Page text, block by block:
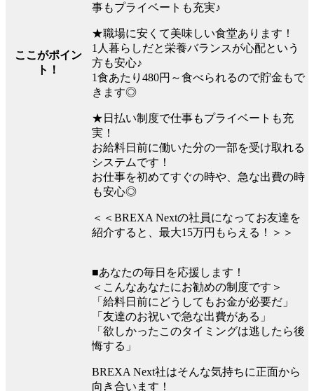
ここがポイン
ト！
事もプライベートも充実♪
★職場に安くて美味しい食堂あります！
1人暮らしだと栄養バランスが心配という
方も安心♪
1食あたり480円～食べられるので貯金もで
きます◎
★日払い制度で仕事もプライベートも充
実！
お給料日前に働いた分の一部を受け取れる
システムです！
お仕事を初めてすぐの時や、急な出費の時
も安心◎
＜＜BREXA Nextの社員になってお友達を
紹介すると、最大15万円もらえる！＞＞
■あなたの毎日を応援します！
＜こんなあなたにお勧めの制度です＞
「給料日前にどうしてもお金が必要だ」
「友達のお祝いで急な出費がある」
「欲しかったこのタイミングは逃したら後
悔する」
BREXA Next社はそんな気持ちに正面から
向き合います！